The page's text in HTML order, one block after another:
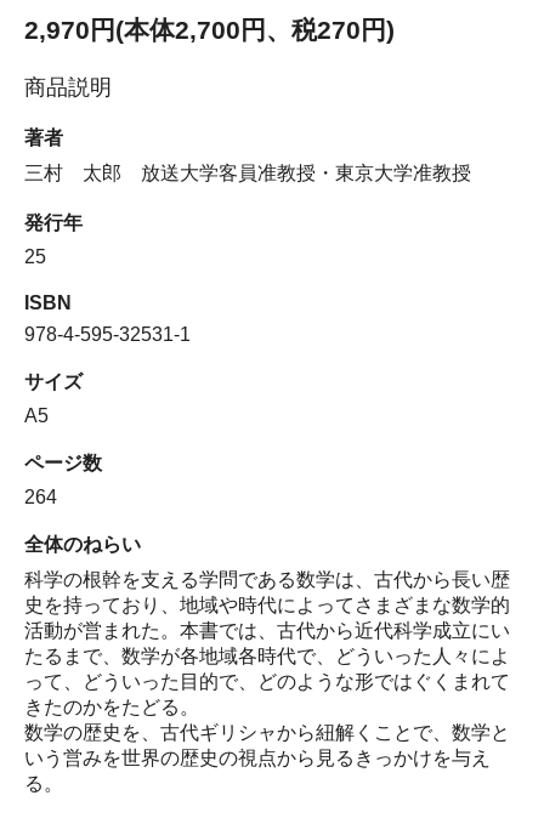
2,970円(本体2,700円、税270円)
商品説明
著者
三村 太郎 放送大学客員准教授・東京大学准教授
発行年
25
ISBN
978-4-595-32531-1
サイズ
A5
ページ数
264
全体のねらい
科学の根幹を支える学問である数学は、古代から長い歴
史を持っており、地域や時代によってさまざまな数学的
活動が営まれた。本書では、古代から近代科学成立にい
たるまで、数学が各地域各時代で、どういった人々によ
って、どういった目的で、どのような形ではぐくまれて
きたのかをたどる。
数学の歴史を、古代ギリシャから紐解くことで、数学と
いう営みを世界の歴史の視点から見るきっかけを与え
る。